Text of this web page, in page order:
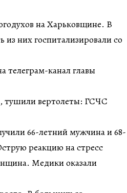
на Харьковщине. В
из них госпитализировали со
телеграм-канал главы
тушили вертолеты: ГСЧС
66-летний мужчина и 68-
реакцию на стресс
Медики оказали